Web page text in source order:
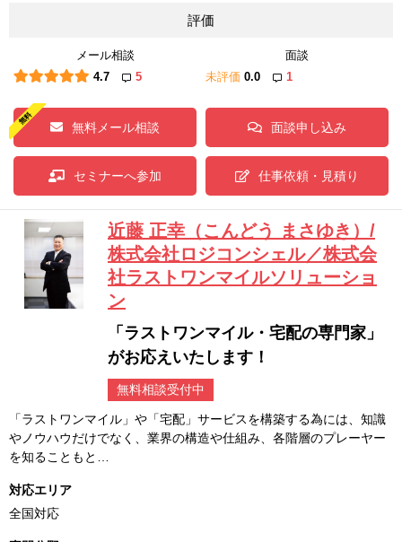
評価
メール相談
4.7
5
面談
未評価 0.0 1
無料メール相談 面談申し込み
セミナーへ参加 仕事依頼・見積り
近藤 正幸（こんどう まさゆき）/
株式会社ロジコンシェル／株式会
社ラストワンマイルソリューショ
ン
「ラストワンマイル・宅配の専門家」
がお応えいたします！
無料相談受付中
「ラストワンマイル」や「宅配」サービスを構築する為には、知識
やノウハウだけでなく、業界の構造や仕組み、各階層のプレーヤー
を知ることもと…
対応エリア
全国対応